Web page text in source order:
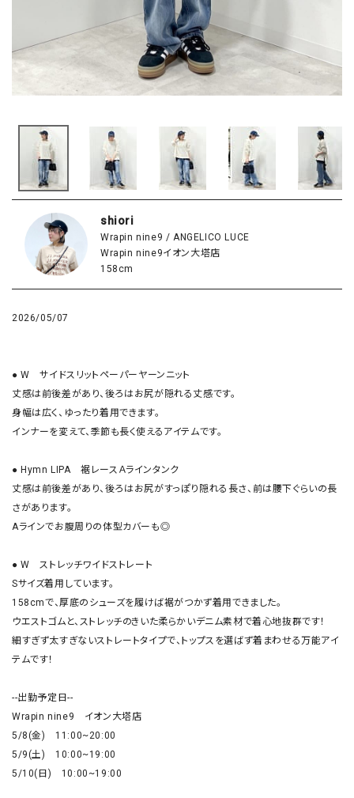
shiori
Wrapin nine9 / ANGELICO LUCE
Wrapin nine9イオン大塔店
158cm
2026/05/07
● W　サイドスリットペーパーヤーンニット
丈感は前後差があり、後ろはお尻が隠れる丈感です。
身幅は広く、ゆったり着用できます。
インナーを変えて、季節も長く使えるアイテムです。
● Hymn LIPA　裾レースＡラインタンク
丈感は前後差があり、後ろはお尻がすっぽり隠れる長さ、前は腰下ぐらいの長
さがあります。
Aラインでお腹周りの体型カバーも◎
● W　ストレッチワイドストレート
Sサイズ着用しています。
158cmで、厚底のシューズを履けば裾がつかず着用できました。
ウエストゴムと、ストレッチのきいた柔らかいデニム素材で着心地抜群です！
細すぎず太すぎないストレートタイプで、トップスを選ばず着まわせる万能アイ
テムです！
--出勤予定日--
Wrapin nine9　イオン大塔店
5/8(金)　11:00~20:00
5/9(土)　10:00~19:00
5/10(日)　10:00~19:00